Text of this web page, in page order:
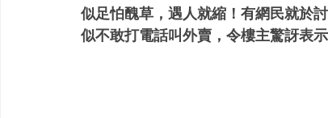
似足怕醜草，遇人就縮！有網民就於
似不敢打電話叫外賣，令樓主驚訝表